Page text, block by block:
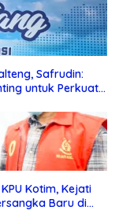
Safrudin:
untuk Perkuat
Kotim, Kejati
Baru di